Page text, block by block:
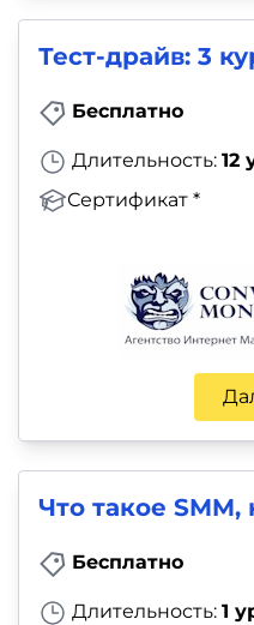
Тест-драйв: 3
Бесплатно
Длительность: 12
Сертификат *
Что такое SMM,
Бесплатно
Длительность: 1